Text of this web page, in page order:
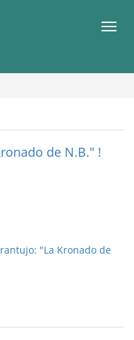
de N.B." !
"La Kronado de